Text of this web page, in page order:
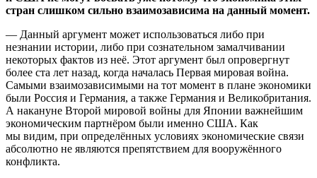
стран слишком сильно взаимозависима на данный момент.
— Данный аргумент может использоваться либо при
незнании истории, либо при сознательном замалчивании
некоторых фактов из неё. Этот аргумент был опровергнут
более ста лет назад, когда началась Первая мировая война.
Самыми взаимозависимыми на тот момент в плане экономики
были Россия и Германия, а также Германия и Великобритания.
А накануне Второй мировой войны для Японии важнейшим
экономическим партнёром были именно США. Как
мы видим, при определённых условиях экономические связи
абсолютно не являются препятствием для вооружённого
конфликта.